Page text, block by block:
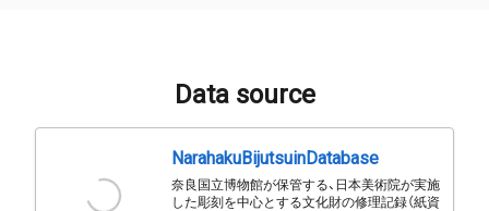
Data source
NarahakuBijutsuinDatabase
奈良国立博物館が保管する、日本美術院が実施
した彫刻を中心とする文化財の修理記録（紙資